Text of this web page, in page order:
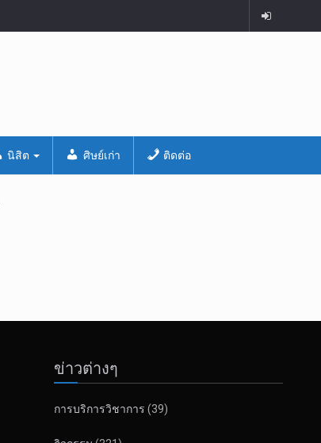
นิสิต ศิษย์เก่า ติดต่อ
ข่าวต่างๆ
การบริการวิชาการ (39)